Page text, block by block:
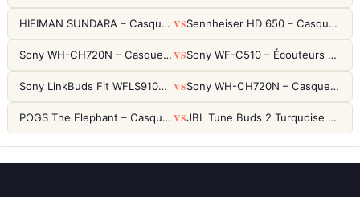
HIFIMAN SUNDARA – Casque Planar Magnetic Ouvert Over-Ear Audiophile VS Sennheiser HD 650 – Casque audiophile ouvert pour l'écoute analytique
Sony WH-CH720N – Casque ANC 35h, Ultra-léger (192g) avec Processeur V1 VS Sony WF-C510 – Écouteurs True Wireless compacts, autonomie 22h et multipoint
Sony LinkBuds Fit WFLS910NW Blanc – Écouteurs Sport Ailes ANC VS Sony WH-CH720N – Casque ANC 35h, Ultra-léger (192g) avec Processeur V1
POGS The Elephant – Casque Filaire Enfants 85dB POGS-Safe™ (Éco-Responsable) VS JBL Tune Buds 2 Turquoise – Écouteurs True Wireless avec ANC et autonomie 48h